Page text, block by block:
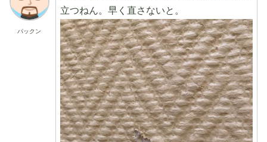
パックン
立つねん。早く直さないと。